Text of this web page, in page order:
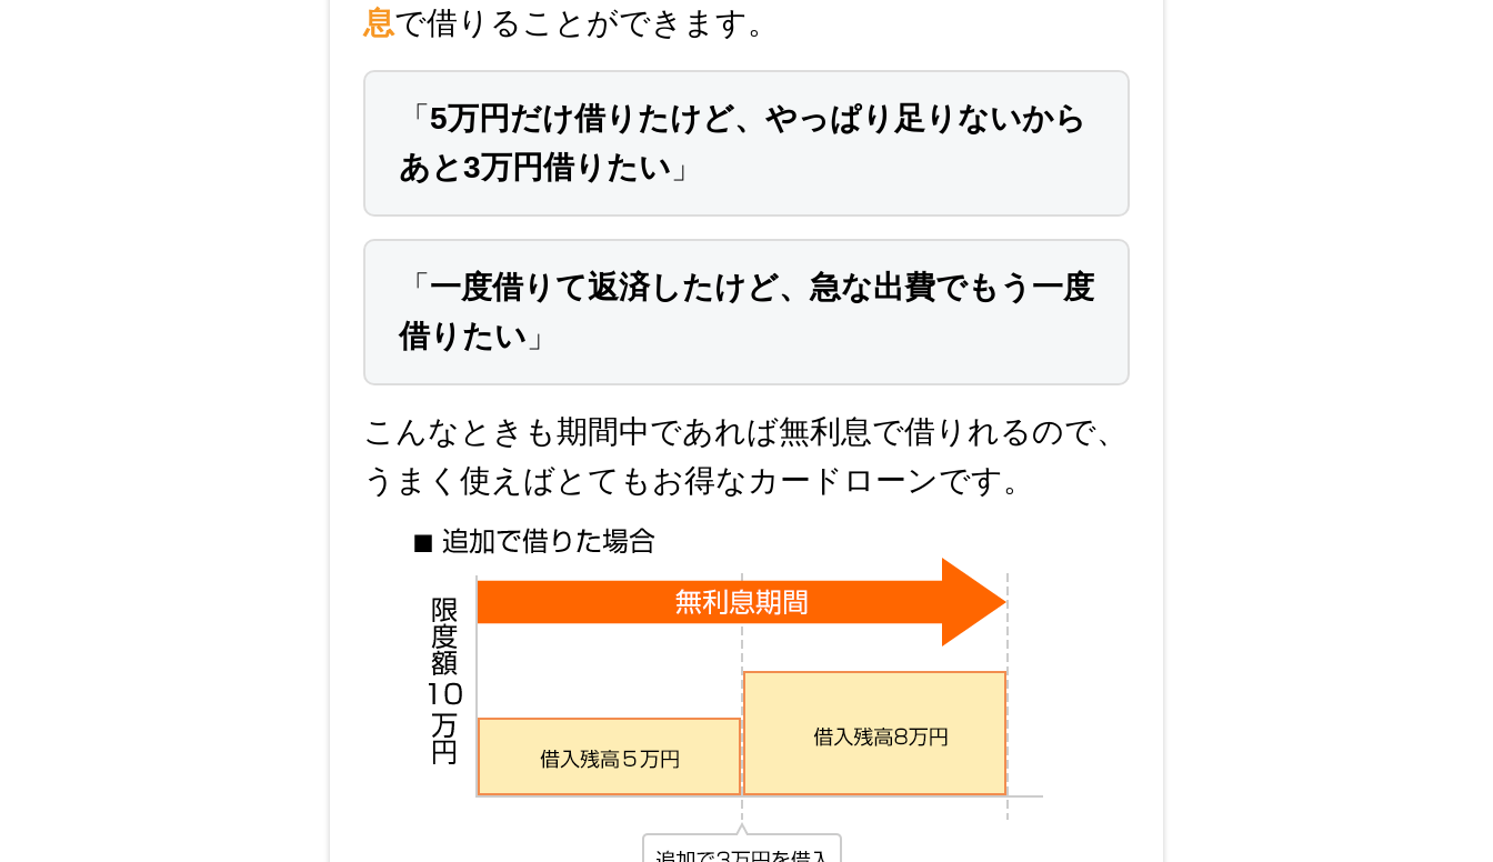
息で借りることができます。
「 5万円だけ借りたけど、やっぱり足りないから
あと3万円借りたい 」
「 一度借りて返済したけど、急な出費でもう一度
借りたい 」
こんなときも期間中であれば無利息で借りれるので、
うまく使えばとてもお得なカードローンです。